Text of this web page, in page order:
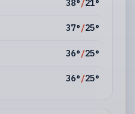
38°/21°
37°/25°
36°/25°
36°/25°